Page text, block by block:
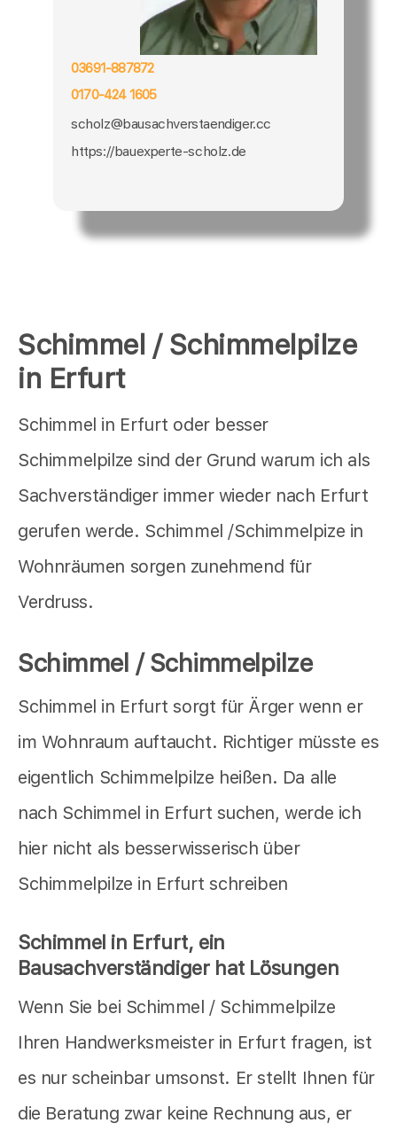
Schimmel / Schimmelpilze
in Erfurt
Schimmel in Erfurt oder besser
Schimmelpilze sind der Grund warum ich als
Sachverständiger immer wieder nach Erfurt
gerufen werde. Schimmel /Schimmelpize in
Wohnräumen sorgen zunehmend für
Verdruss.
Schimmel / Schimmelpilze
Schimmel in Erfurt sorgt für Ärger wenn er
im Wohnraum auftaucht. Richtiger müsste es
eigentlich Schimmelpilze heißen. Da alle
nach Schimmel in Erfurt suchen, werde ich
hier nicht als besserwisserisch über
Schimmelpilze in Erfurt schreiben
Schimmel in Erfurt, ein
Bausachverständiger hat Lösungen
Wenn Sie bei Schimmel / Schimmelpilze
Ihren Handwerksmeister in Erfurt fragen, ist
es nur scheinbar umsonst. Er stellt Ihnen für
die Beratung zwar keine Rechnung aus, er
03691-887872
0170-424 1605
scholz@bausachverstaendiger.cc
https://bauexperte-scholz.de